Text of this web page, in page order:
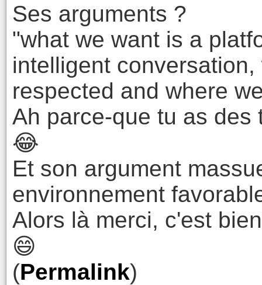
Ses arguments ?
"what we want is a
intelligent
respected and where
Ah parce-que tu as des
😂
Et son argument
environnement
Alors là merci, c'est
😄
(Permalink)